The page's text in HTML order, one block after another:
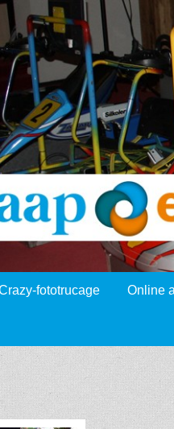
fototrucage Online